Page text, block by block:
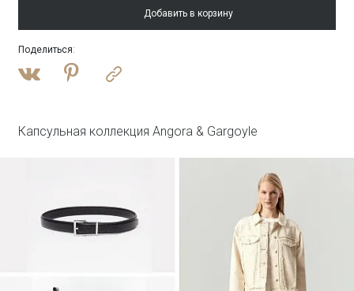
Блузка однотонная
Блузка B3287/lambik
Юбка S1125/milisa
HIT
Добавить в корзину
Поделиться:
Капсульная коллекция Angora & Gargoyle